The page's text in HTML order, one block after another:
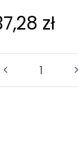
zł